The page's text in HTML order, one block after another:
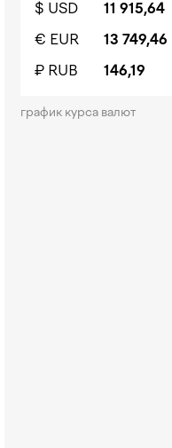
$ USD 11 915,64
€ EUR
13 749,46
₽ RUB
146,19
график курса валют